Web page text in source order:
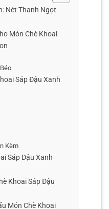
Nét Thanh Ngọt
Món Chè Khoai
Sáp Đậu Xanh
Kèm
Sáp Đậu Xanh
Khoai Sáp Đậu
Món Chè Khoai